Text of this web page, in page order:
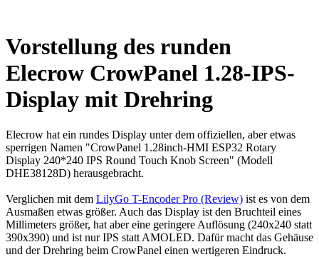
Vorstellung des runden
Elecrow CrowPanel 1.28-IPS-
Display mit Drehring
Elecrow hat ein rundes Display unter dem offiziellen, aber etwas
sperrigen Namen "CrowPanel 1.28inch-HMI ESP32 Rotary
Display 240*240 IPS Round Touch Knob Screen" (Modell
DHE38128D) herausgebracht.
Verglichen mit dem LilyGo T-Encoder Pro (Review) ist es von dem
Ausmaßen etwas größer. Auch das Display ist den Bruchteil eines
Millimeters größer, hat aber eine geringere Auflösung (240x240 statt
390x390) und ist nur IPS statt AMOLED. Dafür macht das Gehäuse
und der Drehring beim CrowPanel einen wertigeren Eindruck.